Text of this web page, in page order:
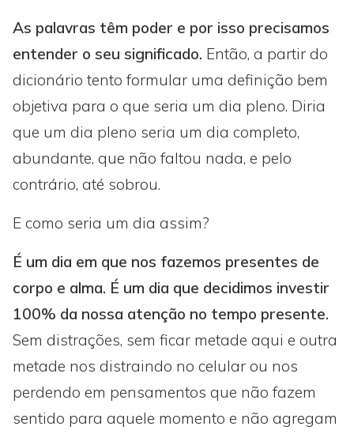
As palavras têm poder e por isso precisamos
entender o seu significado. Então, a partir do
dicionário tento formular uma definição bem
objetiva para o que seria um dia pleno. Diria
que um dia pleno seria um dia completo,
abundante, que não faltou nada, e pelo
contrário, até sobrou.
E como seria um dia assim?
É um dia em que nos fazemos presentes de
corpo e alma. É um dia que decidimos investir
100% da nossa atenção no tempo presente.
Sem distrações, sem ficar metade aqui e outra
metade nos distraindo no celular ou nos
perdendo em pensamentos que não fazem
sentido para aquele momento e não agregam